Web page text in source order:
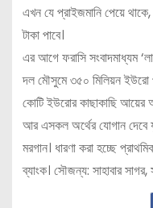
এখন যে প্রাইজমানি পেয়ে
টাকা পাবে।
এর আগে ফরাসি সংবাদমাধ্যম ‘লা
দল মৌসুমে ৩৫০ মিলিয়ন ইউরো
কোটি ইউরোর কাছাকাছি আয়ের
আর এসকল অর্থের যোগান দেবে
মরগান। ধারণা করা হচ্ছে
ব্যাংক। সৌজন্য: সাহাবার সাগর,